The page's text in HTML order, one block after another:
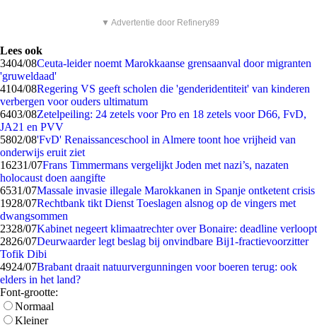
▼ Advertentie door Refinery89
Lees ook
3404/08Ceuta-leider noemt Marokkaanse grensaanval door migranten
'gruweldaad'
4104/08Regering VS geeft scholen die 'genderidentiteit' van kinderen
verbergen voor ouders ultimatum
6403/08Zetelpeiling: 24 zetels voor Pro en 18 zetels voor D66, FvD,
JA21 en PVV
5802/08'FvD' Renaissanceschool in Almere toont hoe vrijheid van
onderwijs eruit ziet
16231/07Frans Timmermans vergelijkt Joden met nazi’s, nazaten
holocaust doen aangifte
6531/07Massale invasie illegale Marokkanen in Spanje ontketent crisis
1928/07Rechtbank tikt Dienst Toeslagen alsnog op de vingers met
dwangsommen
2328/07Kabinet negeert klimaatrechter over Bonaire: deadline verloopt
2826/07Deurwaarder legt beslag bij onvindbare Bij1-fractievoorzitter
Tofik Dibi
4924/07Brabant draait natuurvergunningen voor boeren terug: ook
elders in het land?
Font-grootte:
Normaal
Kleiner